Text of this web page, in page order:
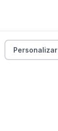
Personalizar